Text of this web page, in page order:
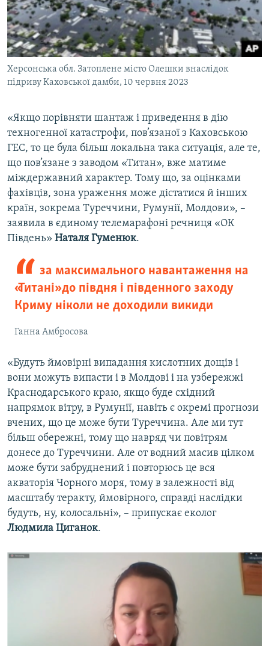
Херсонська обл. Затоплене місто Олешки внаслідок
підриву Каховської дамби, 10 червня 2023
«Якщо порівняти шантаж і приведення в дію
техногенної катастрофи, пов’язаної з Каховською
ГЕС, то це була більш локальна така ситуація, але те,
що пов’язане з заводом «Титан», вже матиме
міждержавний характер. Тому що, за оцінками
фахівців, зона ураження може дістатися й інших
країн, зокрема Туреччини, Румунії, Молдови», –
заявила в єдиному телемарафоні речниця «ОК
Південь» Наталя Гуменюк.
за максимального навантаження на
«Титані» до півдня і південного заходу
Криму ніколи не доходили викиди
Ганна Амбросова
«Будуть ймовірні випадання кислотних дощів і
вони можуть випасти і в Молдові і на узбережжі
Краснодарського краю, якщо буде східний
напрямок вітру, в Румунії, навіть є окремі прогнози
вчених, що це може бути Туреччина. Але ми тут
більш обережні, тому що навряд чи повітрям
донесе до Туреччини. Але от водний масив цілком
може бути забруднений і повторюсь це вся
акваторія Чорного моря, тому в залежності від
масштабу теракту, ймовірного, справді наслідки
будуть, ну, колосальні», – припускає еколог
Людмила Циганок.